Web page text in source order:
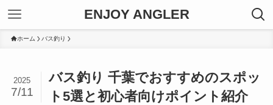
ENJOY ANGLER
ホーム バス釣り
バス釣り 千葉でおすすめのスポッ
ト5選と初心者向けポイント紹介
2025
7/11